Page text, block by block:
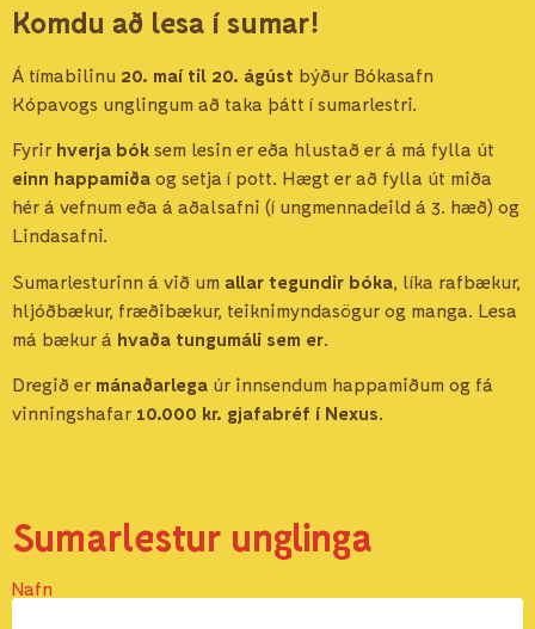
Komdu að lesa í sumar!
Á tímabilinu 20. maí til 20. ágúst býður Bókasafn
Kópavogs unglingum að taka þátt í sumarlestri.
Fyrir hverja bók sem lesin er eða hlustað er á má fylla út
einn happamiða og setja í pott. Hægt er að fylla út miða
hér á vefnum eða á aðalsafni (í ungmennadeild á 3. hæð) og
Lindasafni.
Sumarlesturinn á við um allar tegundir bóka , líka rafbækur,
hljóðbækur, fræðibækur, teiknimyndasögur og manga. Lesa
má bækur á hvaða tungumáli sem er
Dregið er mánaðarlega úr innsendum happamiðum og fá
vinningshafar 10.000 kr. gjafabréf í Nexus.
Sumarlestur unglinga
Nafn